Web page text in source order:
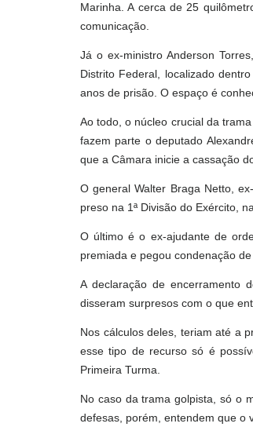
Marinha. A cerca de 25
comunicação.
Já o ex-ministro Anderson
Distrito Federal, localizado
anos de prisão. O espaço é
Ao todo, o núcleo crucial da
fazem parte o deputado
que a Câmara inicie a cassação
O general Walter Braga Netto,
preso na 1ª Divisão do Exército,
O último é o ex-ajudante de
premiada e pegou condenação
A declaração de encerramento
disseram surpresos com o que
Nos cálculos deles, teriam até a
esse tipo de recurso só é
Primeira Turma.
No caso da trama golpista, só o
defesas, porém, entendem que o